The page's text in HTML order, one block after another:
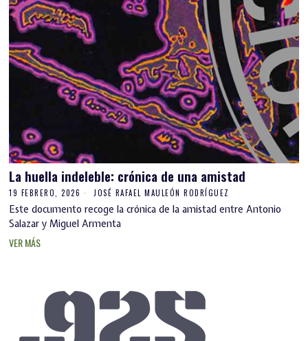
La huella indeleble: crónica de una amistad
19 FEBRERO, 2026 JOSÉ RAFAEL MAULEÓN RODRÍGUEZ
Este documento recoge la crónica de la amistad entre Antonio
Salazar y Miguel Armenta
VER MÁS